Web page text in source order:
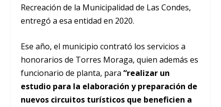
Recreación de la Municipalidad de Las Condes,
entregó a esa entidad en 2020.
Ese año, el municipio contrató los servicios a
honorarios de Torres Moraga, quien además es
funcionario de planta, para“realizar un
estudio para la elaboración y preparación de
nuevos circuitos turísticos que beneficien a